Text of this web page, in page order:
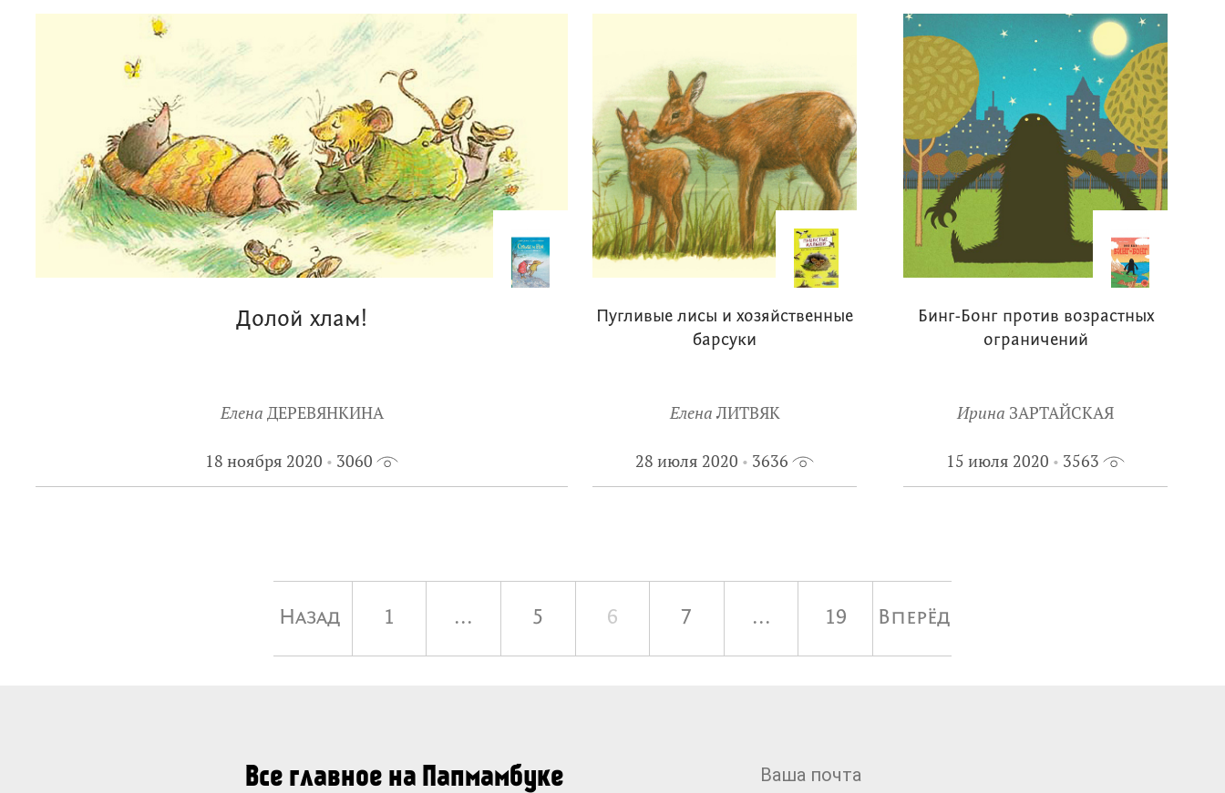
Долой хлам!
Елена ДЕРЕВЯНКИНА
18 ноября 2020 3060
Пугливые лисы и хозяйственные
барсуки
Елена ЛИТВЯК
28 июля 2020 3636
Бинг-Бонг против возрастных
ограничений
Ирина ЗАРТАЙСКАЯ
15 июля 2020 3563
Назад 1 ... 5 6 7 ... 19 Вперёд
Все главное на Папмамбуке